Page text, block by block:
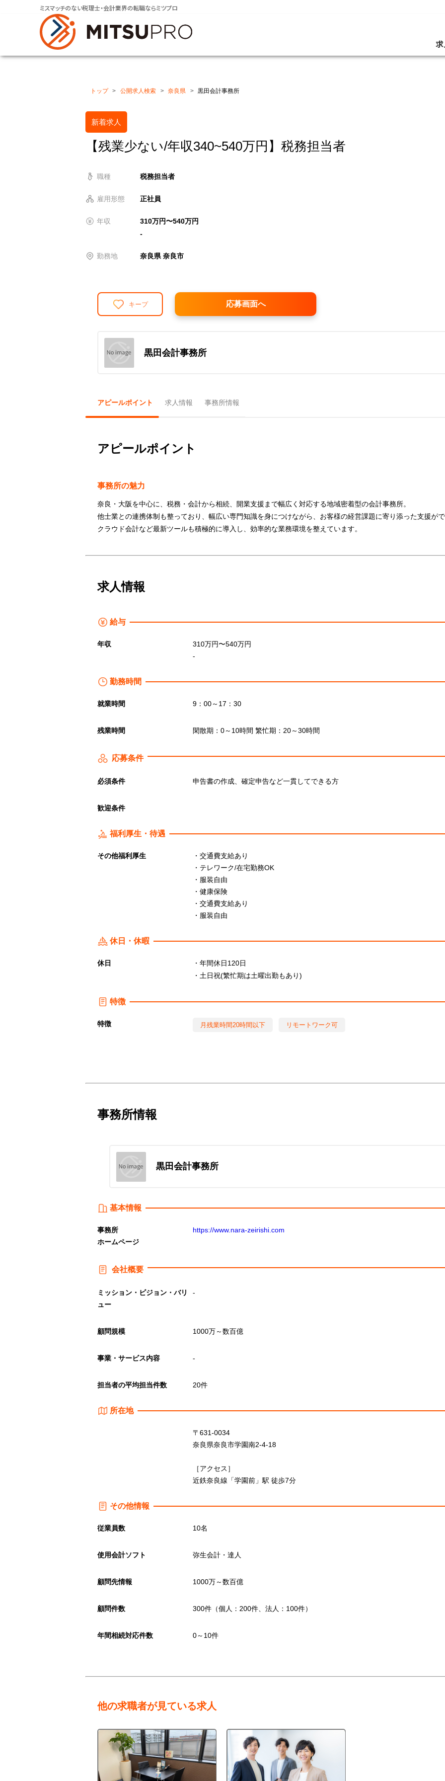
ミスマッチのない税理士・会計業界の転職ならミツプロ
トップ 公開求人検索 奈良県 黒田会計事務所
新着求人
【残業少ない/年収340~540万円】税務担当者
職種 税務担当者
雇用形態 正社員
年収
310万円〜540万円
-
勤務地 奈良県 奈良市
応募画面へ
キープ
黒田会計事務所
アピールポイント 求人情報 事務所情報
アピールポイント
事務所の魅力
奈良・大阪を中心に、税務・会計から相続、開業支援まで幅広く対応する地域密着型の会計事務所。
他士業との連携体制も整っており、幅広い専門知識を身につけながら、お客様の経営課題に寄り添った支援が
クラウド会計など最新ツールも積極的に導入し、効率的な業務環境を整えています。
求人情報
給与
年収
310万円〜540万円
-
勤務時間
就業時間 9：00～17：30
残業時間 閑散期：0～10時間 繁忙期：20～30時間
応募条件
必須条件 申告書の作成、確定申告など一貫してできる方
歓迎条件
福利厚生・待遇
その他福利厚生
・交通費支給あり
・テレワーク/在宅勤務OK
・服装自由
・健康保険
・交通費支給あり
・服装自由
休日・休暇
休日
・年間休日120日
・土日祝(繁忙期は土曜出勤もあり)
特徴
特徴 月残業時間20時間以下 リモートワーク可
事務所情報
黒田会計事務所
基本情報
事務所
ホームページ
https://www.nara-zeirishi.com
会社概要
ミッション・ビジョン・バリ
ュー
-
顧問規模 1000万～数百億
事業・サービス内容 -
担当者の平均担当件数 20件
所在地
〒631-0034
奈良県奈良市学園南2-4-18
［アクセス］
近鉄奈良線「学園前」駅 徒歩7分
その他情報
従業員数 10名
使用会計ソフト 弥生会計・達人
顧問先情報 1000万～数百億
顧問件数 300件（個人：200件、法人：100件）
年間相続対応件数 0～10件
他の求職者が見ている求人